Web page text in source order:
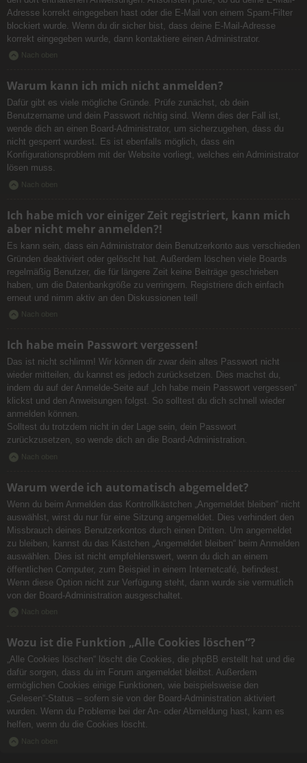
Adresse korrekt eingegeben hast oder die E-Mail von einem Spam-Filter
blockiert wurde. Wenn du dir sicher bist, dass deine E-Mail-Adresse
korrekt eingegeben wurde, dann kontaktiere einen Administrator.
Nach oben
Warum kann ich mich nicht anmelden?
Dafür gibt es viele mögliche Gründe. Prüfe zunächst, ob dein
Benutzername und dein Passwort richtig sind. Wenn dies der Fall ist,
wende dich an einen Board-Administrator, um sicherzugehen, dass du
nicht gesperrt wurdest. Es ist ebenfalls möglich, dass ein
Konfigurationsproblem mit der Website vorliegt, welches ein Administrator
lösen muss.
Nach oben
Ich habe mich vor einiger Zeit registriert, kann mich
aber nicht mehr anmelden?!
Es kann sein, dass ein Administrator dein Benutzerkonto aus verschieden
Gründen deaktiviert oder gelöscht hat. Außerdem löschen viele Boards
regelmäßig Benutzer, die für längere Zeit keine Beiträge geschrieben
haben, um die Datenbankgröße zu verringern. Registriere dich einfach
erneut und nimm aktiv an den Diskussionen teil!
Nach oben
Ich habe mein Passwort vergessen!
Das ist nicht schlimm! Wir können dir zwar dein altes Passwort nicht
wieder mitteilen, du kannst es jedoch zurücksetzen. Dies machst du,
indem du auf der Anmelde-Seite auf „Ich habe mein Passwort vergessen“
klickst und den Anweisungen folgst. So solltest du dich schnell wieder
anmelden können.
Solltest du trotzdem nicht in der Lage sein, dein Passwort
zurückzusetzen, so wende dich an die Board-Administration.
Nach oben
Warum werde ich automatisch abgemeldet?
Wenn du beim Anmelden das Kontrollkästchen „Angemeldet bleiben“ nicht
auswählst, wirst du nur für eine Sitzung angemeldet. Dies verhindert den
Missbrauch deines Benutzerkontos durch einen Dritten. Um angemeldet
zu bleiben, kannst du das Kästchen „Angemeldet bleiben“ beim Anmelden
auswählen. Dies ist nicht empfehlenswert, wenn du dich an einem
öffentlichen Computer, zum Beispiel in einem Internetcafé, befindest.
Wenn diese Option nicht zur Verfügung steht, dann wurde sie vermutlich
von der Board-Administration ausgeschaltet.
Nach oben
Wozu ist die Funktion „Alle Cookies löschen“?
„Alle Cookies löschen“ löscht die Cookies, die phpBB erstellt hat und die
dafür sorgen, dass du im Forum angemeldet bleibst. Außerdem
ermöglichen Cookies einige Funktionen, wie beispielsweise den
„Gelesen“-Status – sofern sie von der Board-Administration aktiviert
wurden. Wenn du Probleme bei der An- oder Abmeldung hast, kann es
helfen, wenn du die Cookies löscht.
Nach oben